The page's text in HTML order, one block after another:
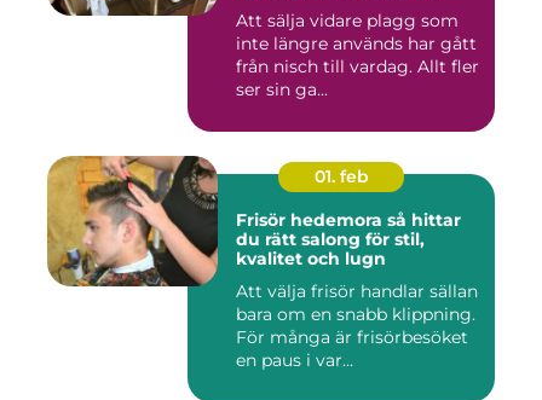
Att sälja vidare plagg som
inte längre används har gått
från nisch till vardag. Allt fler
ser sin ga...
01. feb
Frisör hedemora så hittar
du rätt salong för stil,
kvalitet och lugn
Att välja frisör handlar sällan
bara om en snabb klippning.
För många är frisörbesöket
en paus i var...